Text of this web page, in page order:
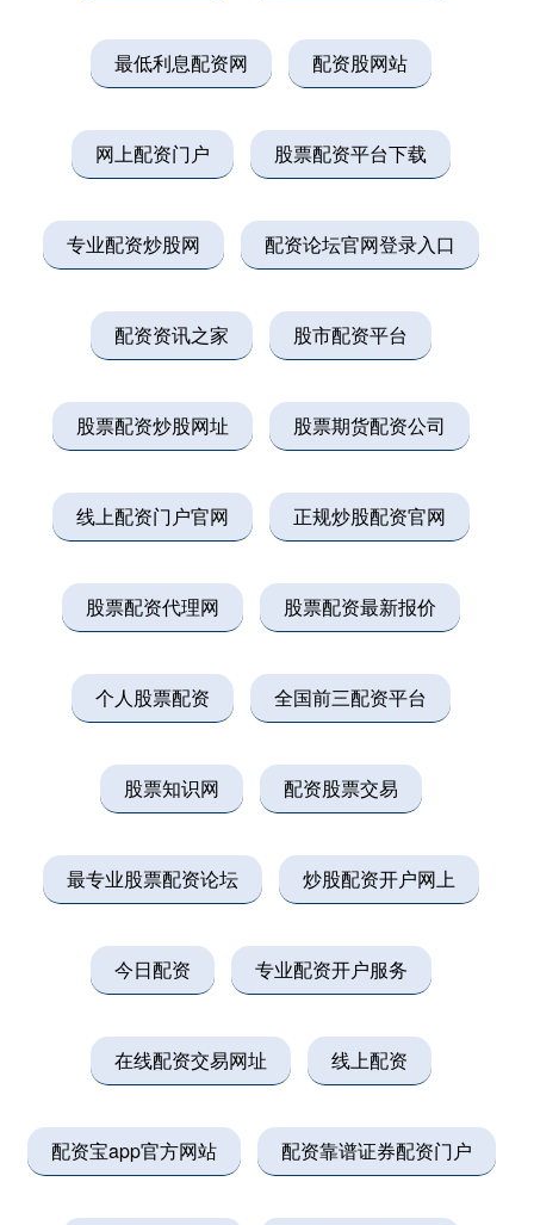
最低利息配资网 配资股网站
网上配资门户 股票配资平台下载
专业配资炒股网 配资论坛官网登录入口
配资资讯之家 股市配资平台
股票配资炒股网址 股票期货配资公司
线上配资门户官网 正规炒股配资官网
股票配资代理网 股票配资最新报价
个人股票配资 全国前三配资平台
股票知识网 配资股票交易
最专业股票配资论坛 炒股配资开户网上
今日配资 专业配资开户服务
在线配资交易网址 线上配资
配资宝app官方网站 配资靠谱证券配资门户